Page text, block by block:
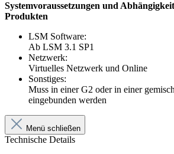
Systemvoraussetzungen und
Produkten
LSM Software:
Ab LSM 3.1 SP1
Netzwerk:
Virtuelles Netzwerk und Online
Sonstiges:
Muss in einer G2 oder in einer
eingebunden werden
Menü schließen
Technische Details